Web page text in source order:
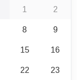
1
2
8
9
15
16
22
23